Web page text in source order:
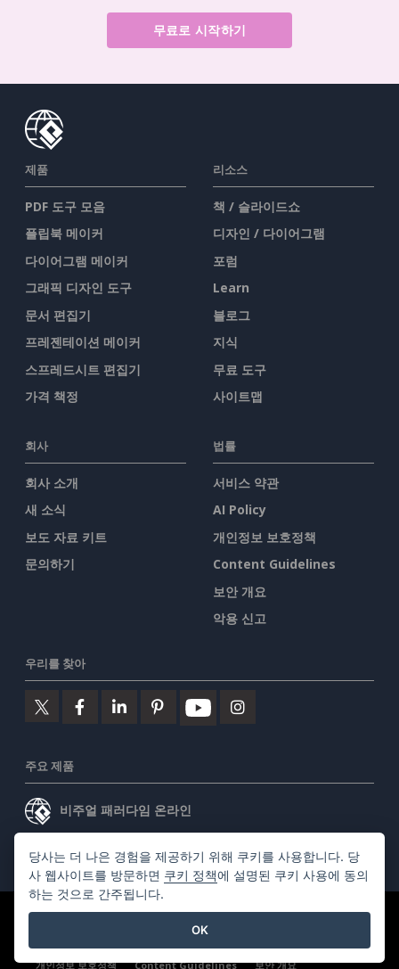
무료로 시작하기
제품
PDF 도구 모음
플립북 메이커
다이어그램 메이커
그래픽 디자인 도구
문서 편집기
프레젠테이션 메이커
스프레드시트 편집기
가격 책정
리소스
책 / 슬라이드쇼
디자인 / 다이어그램
포럼
Learn
블로그
지식
무료 도구
사이트맵
회사
회사 소개
새 소식
보도 자료 키트
문의하기
법률
서비스 약관
AI Policy
개인정보 보호정책
Content Guidelines
보안 개요
악용 신고
우리를 찾아
주요 제품
비주얼 패러다임 온라인
비주얼 패러다임 데스크톱
©2026 by Visual Paradigm. 모든 권리 보유.
개인정보 보호정책
Content Guidelines 보안 개요
당사는 더 나은 경험을 제공하기 위해 쿠키를 사용합니다. 당
사 웹사이트를 방문하면 쿠키 정책에 설명된 쿠키 사용에 동의
하는 것으로 간주됩니다.
OK